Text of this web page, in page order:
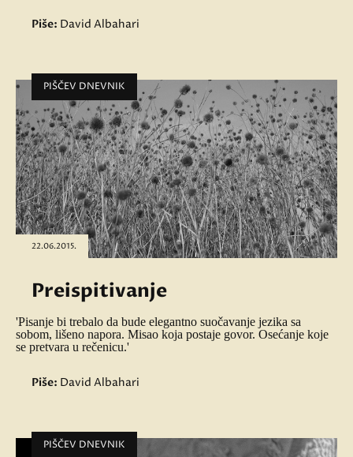
Piše: David Albahari
PIŠČEV DNEVNIK
22.06.2015.
Preispitivanje
'Pisanje bi trebalo da bude elegantno suočavanje jezika sa
sobom, lišeno napora. Misao koja postaje govor. Osećanje koje
se pretvara u rečenicu.'
Piše: David Albahari
PIŠČEV DNEVNIK